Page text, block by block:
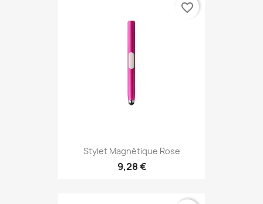
Stylet Magnétique Rose
9,28 €
favorite_border